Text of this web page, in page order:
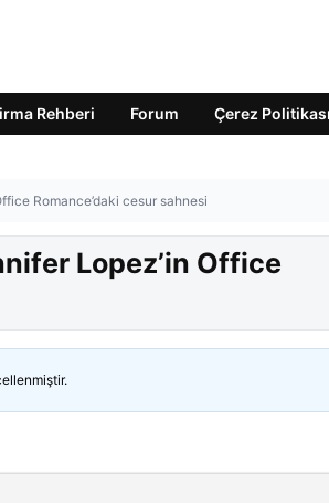
Rehberi Forum Çerez Politikası
Romance’daki cesur sahnesi
Lopez’in Office